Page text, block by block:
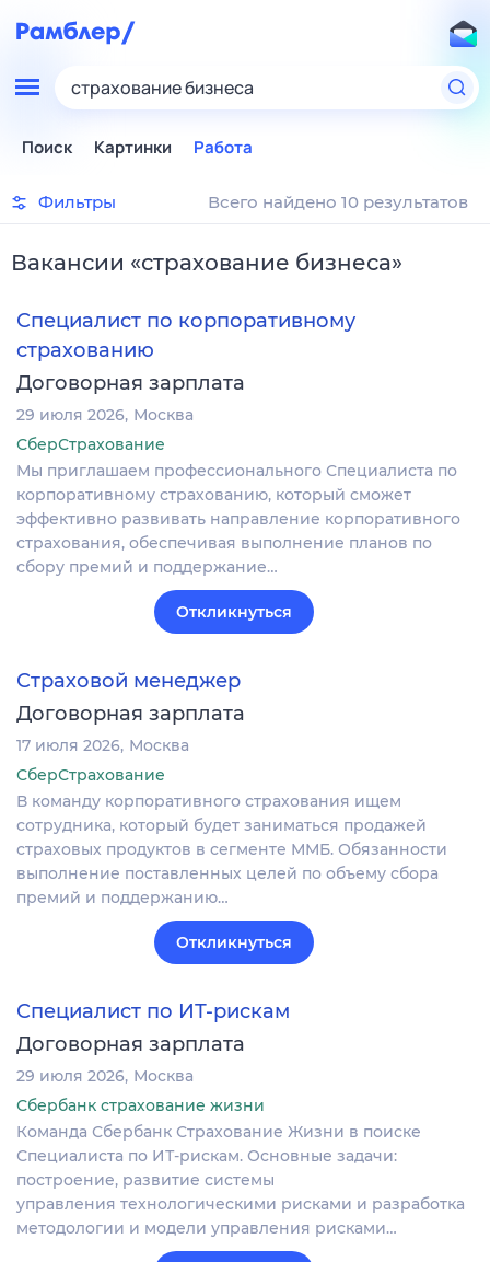
страхование бизнеса
Поиск Картинки Работа
Фильтры Всего найдено 10 результатов
Вакансии «страхование бизнеса»
Специалист по корпоративному
страхованию
Договорная зарплата
29 июля 2026 Москва
СберСтрахование
Мы приглашаем профессионального Специалиста по
корпоративному страхованию, который сможет
эффективно развивать направление корпоративного
страхования, обеспечивая выполнение планов по
сбору премий и поддержание…
Откликнуться
Страховой менеджер
Договорная зарплата
17 июля 2026 Москва
СберСтрахование
В команду корпоративного страхования ищем
сотрудника, который будет заниматься продажей
страховых продуктов в сегменте ММБ. Обязанности
выполнение поставленных целей по объему сбора
премий и поддержанию…
Откликнуться
Специалист по ИТ-рискам
Договорная зарплата
29 июля 2026 Москва
Сбербанк страхование жизни
Команда Сбербанк Страхование Жизни в поиске
Специалиста по ИТ-рискам. Основные задачи:
построение, развитие системы
управления технологическими рисками и разработка
методологии и модели управления рисками…